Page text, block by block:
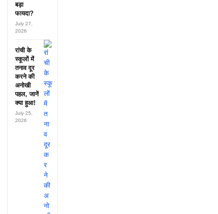
बड़ा
फायदा?
July 27,
2026
रांची के
स्कूलों में
तनाव दूर
करने की
अनोखी
पहल, जानें
क्या हुआ!
July 25,
2026